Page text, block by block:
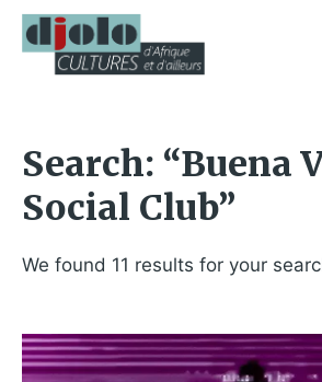
Search: “Buena
Social Club”
We found 11 results for your